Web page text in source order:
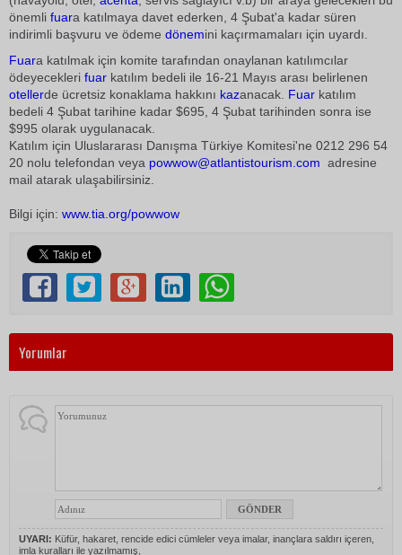
önemli fuara katılmaya davet ederken, 4 Şubat'a kadar süren
indirimli başvuru ve ödeme dönemini kaçırmamaları için uyardı.
Fuara katılmak için komite tarafından onaylanan katılımcılar
ödeyecekleri fuar katılım bedeli ile 16-21 Mayıs arası belirlenen
otellerde ücretsiz konaklama hakkını kazanacak. Fuar katılım
bedeli 4 Şubat tarihine kadar $695, 4 Şubat tarihinden sonra ise
$995 olarak uygulanacak.
Katılım için Uluslararası Danışma Türkiye Komitesi'ne 0212 296 54
20 nolu telefondan veya powwow@atlantistourism.com adresine
mail atarak ulaşabilirsiniz.
Bilgi için: www.tia.org/powwow
Yorumlar
UYARI: Küfür, hakaret, rencide edici cümleler veya imalar, inançlara saldırı içeren,
imla kuralları ile yazılmamış,